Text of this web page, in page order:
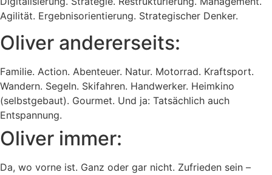
Agilität. Ergebnisorientierung. Strategischer Denker.
Oliver andererseits:
Familie. Action. Abenteuer. Natur. Motorrad. Kraftsport.
Wandern. Segeln. Skifahren. Handwerker. Heimkino
(selbstgebaut). Gourmet. Und ja: Tatsächlich auch
Entspannung.
Oliver immer:
Da, wo vorne ist. Ganz oder gar nicht. Zufrieden sein –